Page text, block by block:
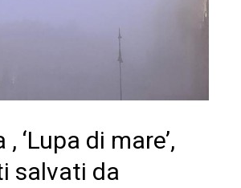
‘Lupa di mare’,
salvati da